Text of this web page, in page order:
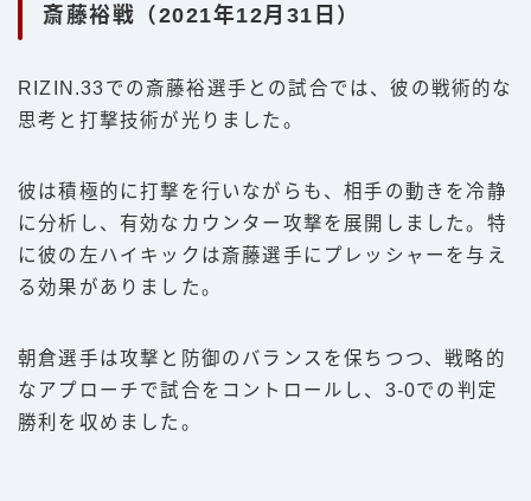
斎藤裕戦（2021年12月31日）
RIZIN.33での斎藤裕選手との試合では、彼の戦術的な
思考と打撃技術が光りました。
彼は積極的に打撃を行いながらも、相手の動きを冷静
に分析し、有効なカウンター攻撃を展開しました。特
に彼の左ハイキックは斎藤選手にプレッシャーを与え
る効果がありました。
朝倉選手は攻撃と防御のバランスを保ちつつ、戦略的
なアプローチで試合をコントロールし、3-0での判定
勝利を収めました。